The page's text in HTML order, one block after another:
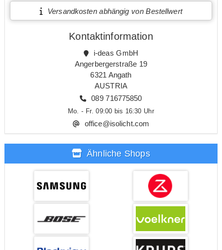
Versandkosten abhängig von Bestellwert
Kontaktinformation
i-deas GmbH
Angerbergerstraße 19
6321 Angath
AUSTRIA
089 716775850
Mo. - Fr. 09:00 bis 16:30 Uhr
office@isolicht.com
Ähnliche Shops